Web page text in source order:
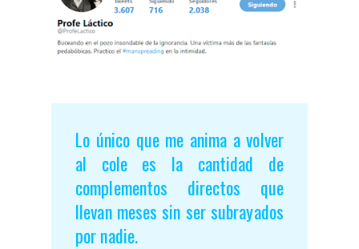
Lo único que me anima a volver
al cole es la cantidad de
complementos directos que
llevan meses sin ser subrayados
por nadie.